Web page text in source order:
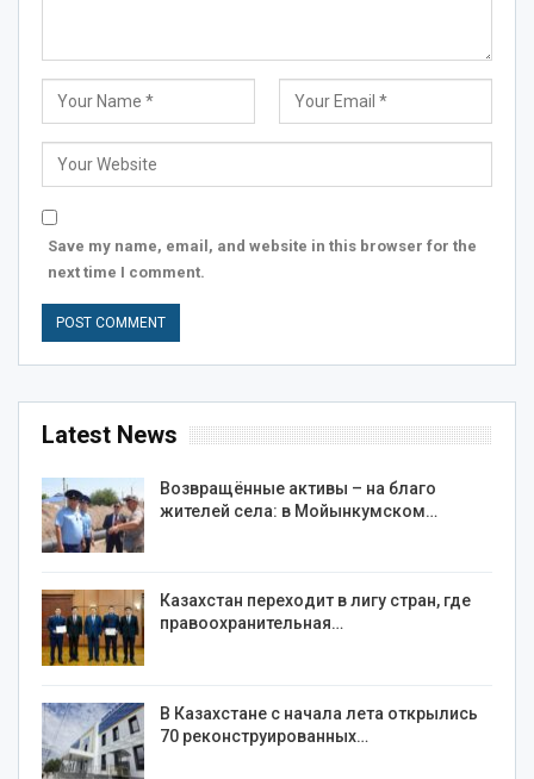
Save my name, email, and website in this browser for the
next time I comment.
Latest News
Возвращённые активы – на благо
жителей села: в Мойынкумском…
Казахстан переходит в лигу стран, где
правоохранительная…
В Казахстане с начала лета открылись
70 реконструированных…